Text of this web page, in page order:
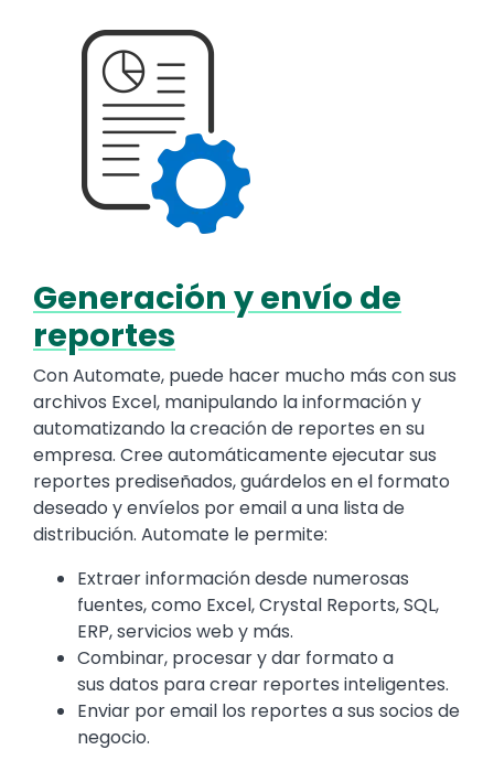
Media
Image
Text
Generación y envío de
reportes
Con Automate, puede hacer mucho más con sus
archivos Excel, manipulando la información y
automatizando la creación de reportes en su
empresa. Cree automáticamente ejecutar sus
reportes prediseñados, guárdelos en el formato
deseado y envíelos por email a una lista de
distribución. Automate le permite:
Extraer información desde numerosas
fuentes, como Excel, Crystal Reports, SQL,
ERP, servicios web y más.
Combinar, procesar y dar formato a
sus datos para crear reportes inteligentes.
Enviar por email los reportes a sus socios de
negocio.